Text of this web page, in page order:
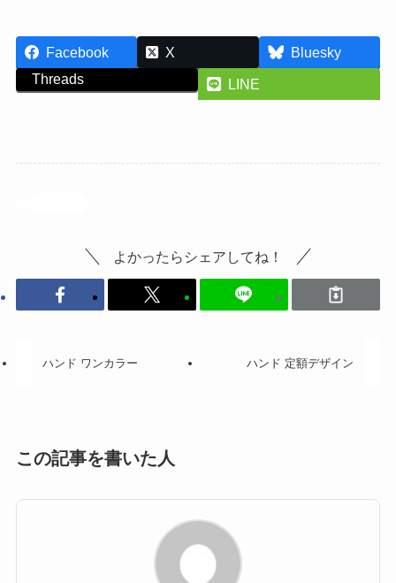
Facebook X
Bluesky
Threads
LINE
よかったらシェアしてね！
ハンド ワンカラー ハンド 定額デザイン
この記事を書いた人